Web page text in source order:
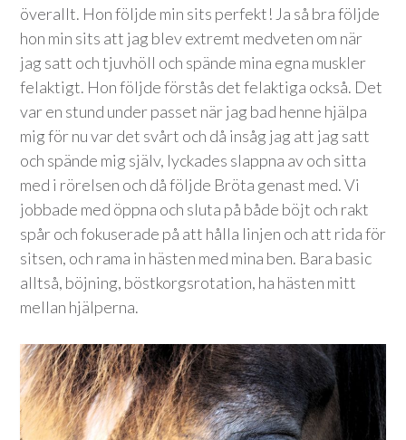
överallt. Hon följde min sits perfekt! Ja så bra följde
hon min sits att jag blev extremt medveten om när
jag satt och tjuvhöll och spände mina egna muskler
felaktigt. Hon följde förstås det felaktiga också. Det
var en stund under passet när jag bad henne hjälpa
mig för nu var det svårt och då insåg jag att jag satt
och spände mig själv, lyckades slappna av och sitta
med i rörelsen och då följde Bröta genast med. Vi
jobbade med öppna och sluta på både böjt och rakt
spår och fokuserade på att hålla linjen och att rida för
sitsen, och rama in hästen med mina ben. Bara basic
alltså, böjning, böstkorgsrotation, ha hästen mitt
mellan hjälperna.